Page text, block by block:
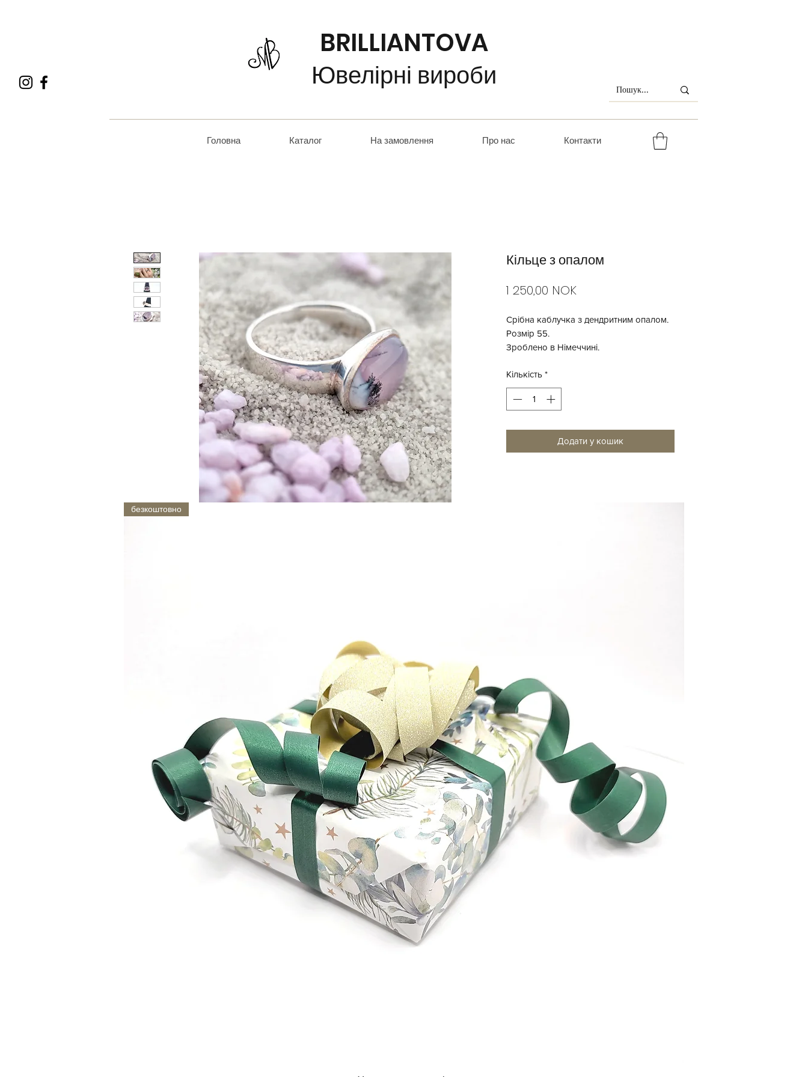
BRILLIANTOVA
Ювелірні вироби
Головна Каталог На замовлення Про нас Контакти
Кільце з опалом
1 250,00 NOKЦіна
Срібна каблучка з дендритним опалом.
Розмір 55.
Зроблено в Німеччині.
Кількість *
Додати у кошик
безкоштовно